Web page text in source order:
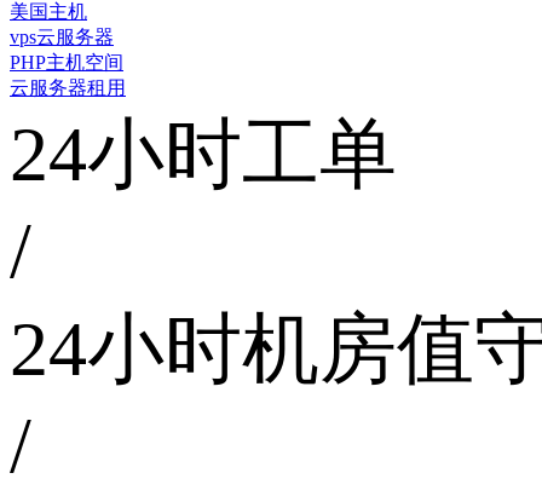
美国主机
vps云服务器
PHP主机空间
云服务器租用
24小时工单
/
24小时机房值
/